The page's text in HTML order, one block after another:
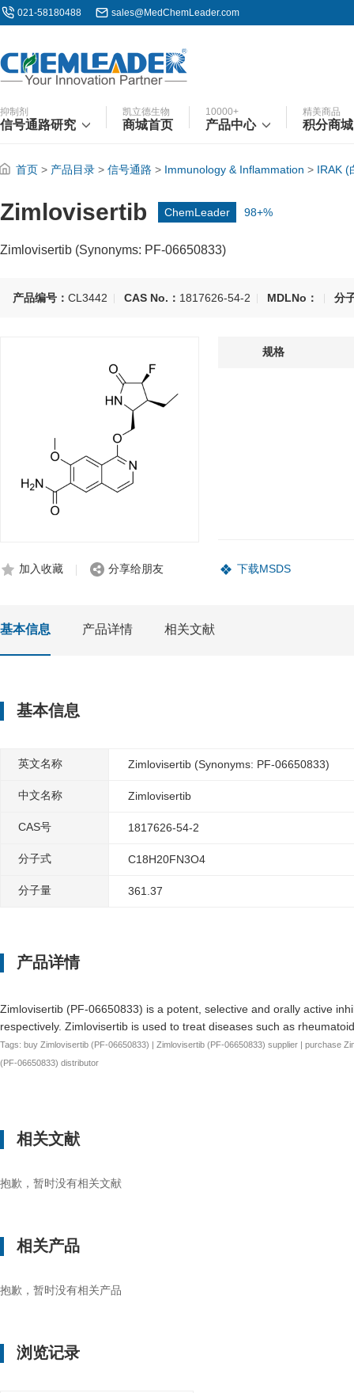
021-58180488 sales@MedChemLeader.com
抑制剂
信号通路研究
凯立德生物
商城首页
10000+
产品中心
精美商品
积分商城
首页 > 产品目录 > 信号通路 > Immunology & Inflammation > IRAK (
Zimlovisertib ChemLeader 98+%
Zimlovisertib (Synonyms: PF-06650833)
产品编号： CL3442 CAS No.： 1817626-54-2 MDLNo： 分
加入收藏 分享给朋友
规格
下载MSDS
基本信息 产品详情 相关文献
基本信息
英文名称 Zimlovisertib (Synonyms: PF-06650833)
中文名称 Zimlovisertib
CAS号 1817626-54-2
分子式 C18H20FN3O4
分子量 361.37
产品详情
Zimlovisertib (PF-06650833) is a potent, selective and orally active
respectively. Zimlovisertib is used to treat diseases such as
Tags: buy Zimlovisertib (PF-06650833) | Zimlovisertib (PF-06650833) supplier | purchase
(PF-06650833) distributor
相关文献
抱歉，暂时没有相关文献
相关产品
抱歉，暂时没有相关产品
浏览记录